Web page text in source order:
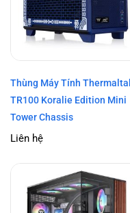
Thùng Máy Tính
TR100 Koralie Edition Mini
Tower Chassis
Liên hệ